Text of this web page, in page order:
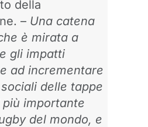
della
– Una catena
è mirata a
gli impatti
ad incrementare
delle tappe
importante
del mondo, e